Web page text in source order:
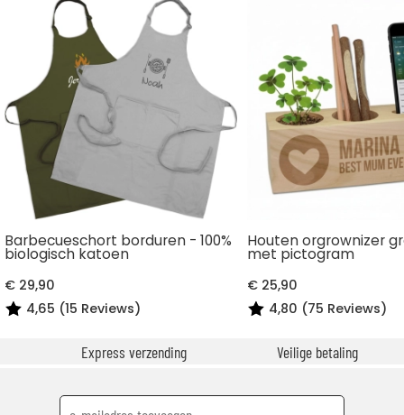
Barbecueschort borduren - 100%
biologisch katoen
€ 29,90
4,65 (15 Reviews)
Houten orgrownizer
met pictogram
€ 25,90
4,80 (75 Reviews)
Express verzending Veilige betaling